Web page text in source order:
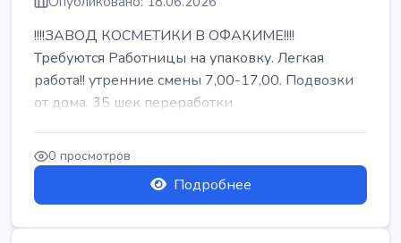
!!!!ЗАВОД КОСМЕТИКИ В ОФАКИМЕ!!!!
Требуются Работницы на упаковку. Легкая
работа!! утренние смены 7,00-17,00. Подвозки
от дома. 35 шек переработки
0 просмотров
Подробнее